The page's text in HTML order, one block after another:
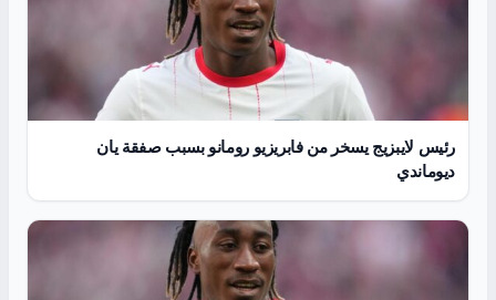
رئيس لايبزيج يسخر من فابريزيو رومانو بسبب صفقة يان
ديوماندي